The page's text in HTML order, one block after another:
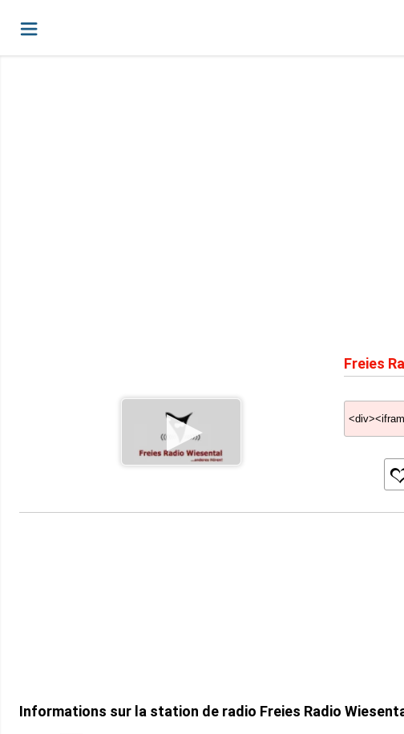
Freies
Informations sur la station de radio Freies Radio